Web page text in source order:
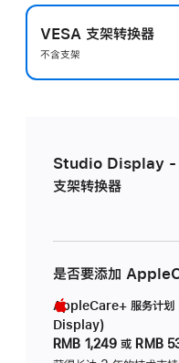
VESA 支架转换器
不含支架
Studio Display -
支架转换器
是否要添加
AppleCare+ 服务计
Display)
RMB 1,249 或 RMB